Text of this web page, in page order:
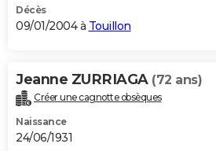
Décès
09/01/2004 à Touillon
Jeanne ZURRIAGA (72 ans)
Créer une cagnotte obsèques
Naissance
24/06/1931